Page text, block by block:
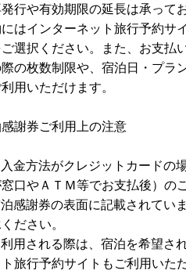
行や有効期限の延長は承って
にはインターネット旅行予約
ご選択ください。また、お支払
際の枚数制限や、宿泊日・プ
用いただけます。
謝券ご利用上の注意
金方法がクレジットカードの
口やＡＴＭ等でお支払後）の
感謝券の表面に記載されてい
ださい。
用される際は、宿泊を希望さ
旅行予約サイトもご利用いた